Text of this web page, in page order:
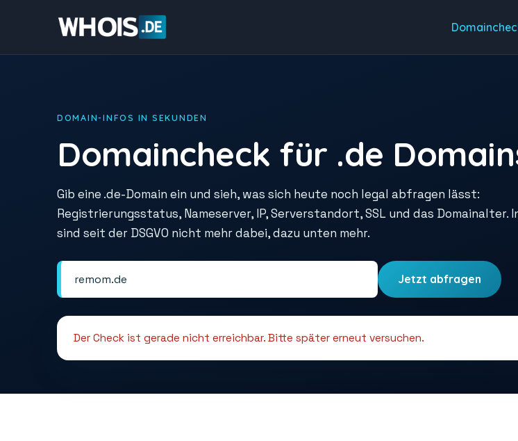
DOMAIN-INFOS IN SEKUNDEN
Domaincheck für .de
Gib eine .de-Domain ein und sieh, was sich heute noch legal abfragen lässt:
Registrierungsstatus, Nameserver, IP, Serverstandort, SSL und das Domainalter.
sind seit der DSGVO nicht mehr dabei, dazu unten mehr.
Jetzt abfragen
Der Check ist gerade nicht erreichbar. Bitte später erneut versuchen.